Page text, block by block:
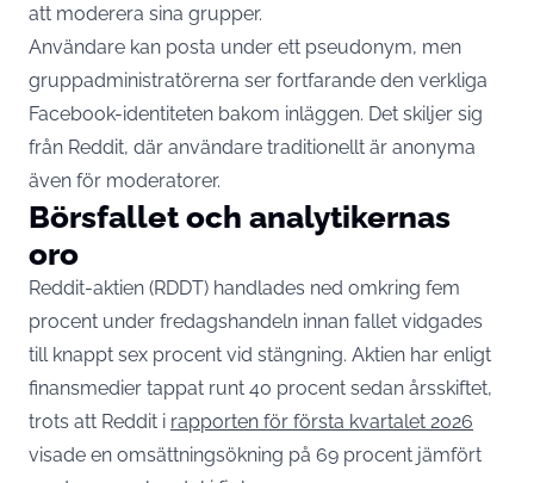
att moderera sina grupper.
Användare kan posta under ett pseudonym, men
gruppadministratörerna ser fortfarande den verkliga
Facebook-identiteten bakom inläggen. Det skiljer sig
från Reddit, där användare traditionellt är anonyma
även för moderatorer.
Börsfallet och analytikernas
oro
Reddit-aktien (RDDT) handlades ned omkring fem
procent under fredagshandeln innan fallet vidgades
till knappt sex procent vid stängning. Aktien har enligt
finansmedier tappat runt 40 procent sedan årsskiftet,
trots att Reddit i rapporten för första kvartalet 2026
visade en omsättningsökning på 69 procent jämfört